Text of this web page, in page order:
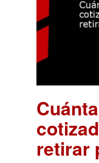
retirar